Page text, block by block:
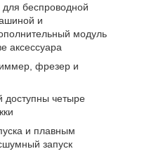
для беспроводной
и
модуль
аксессуара
фрезер и
доступны четыре
и плавным
запуск